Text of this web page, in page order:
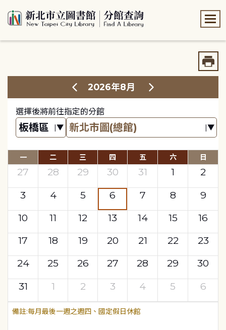
2026年8月
選擇後將前往指定的分館
一 二 三 四 五 六 日
27 28 29 30 31 1
2
3
4 5 6 7 8
9
10
11 12 13 14 15
16
17
18 19 20 21 22
23
24
25 26 27 28 29
30
31
1 2 3 4 5 6
每月最後一週之週四、國定假日休館